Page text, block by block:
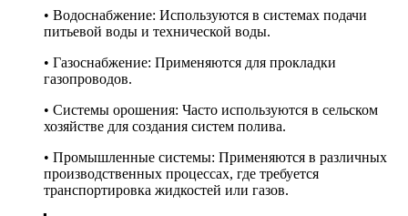
• Водоснабжение: Используются в системах подачи
питьевой воды и технической воды.
• Газоснабжение: Применяются для прокладки
газопроводов.
• Системы орошения: Часто используются в сельском
хозяйстве для создания систем полива.
• Промышленные системы: Применяются в различных
производственных процессах, где требуется
транспортировка жидкостей или газов.